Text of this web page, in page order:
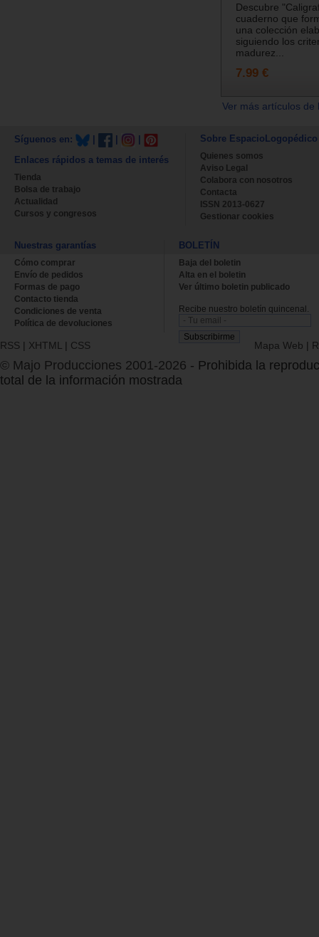
Descubre
cuaderno que
una colección
siguiendo los
madurez...
7.99 €
Ver más artículos
Síguenos en:
Enlaces rápidos a temas de interés
Tienda
Bolsa de trabajo
Actualidad
Cursos y congresos
Sobre EspacioLogopédico
Quienes somos
Aviso Legal
Colabora con nosotros
Contacta
ISSN 2013-0627
Gestionar cookies
Nuestras garantías
Cómo comprar
Envío de pedidos
Formas de pago
Contacto tienda
Condiciones de venta
Política de devoluciones
BOLETÍN
Baja del boletin
Alta en el boletin
Ver último boletin publicado
Recibe nuestro boletín quincenal.
RSS | XHTML | CSS Mapa Web |
© Majo Producciones 2001-2026 - Prohibida la
total de la información mostrada